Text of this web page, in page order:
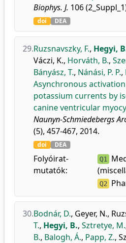
Biophys. J. 106
doi DEA
29.Ruzsnavszky, F., Hegyi,
Váczi, K., Horváth, B.,
Bányász, T., Nánási, P. P.,
Asynchronous
potassium currents by
canine ventricular
Naunyn-Schmiedebergs
(5), 457-467, 2014.
doi DEA
Folyóirat-
mutatók:
Q1
Q2
30.Bodnár, D., Geyer, N.,
T., Hegyi, B., Sztretye, M.
B., Balogh, Á., Papp, Z.,